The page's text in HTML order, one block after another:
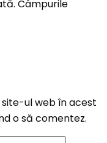
Câmpurile
ul web în acest
o să comentez.